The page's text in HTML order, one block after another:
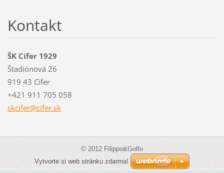
Kontakt
ŠK Cífer 1929
Štadiónová 26
919 43 Cífer
+421 911 705 058
skcifer@cifer.sk
© 2012 Filippo&Golfo
Vytvorte si web stránku zdarma!